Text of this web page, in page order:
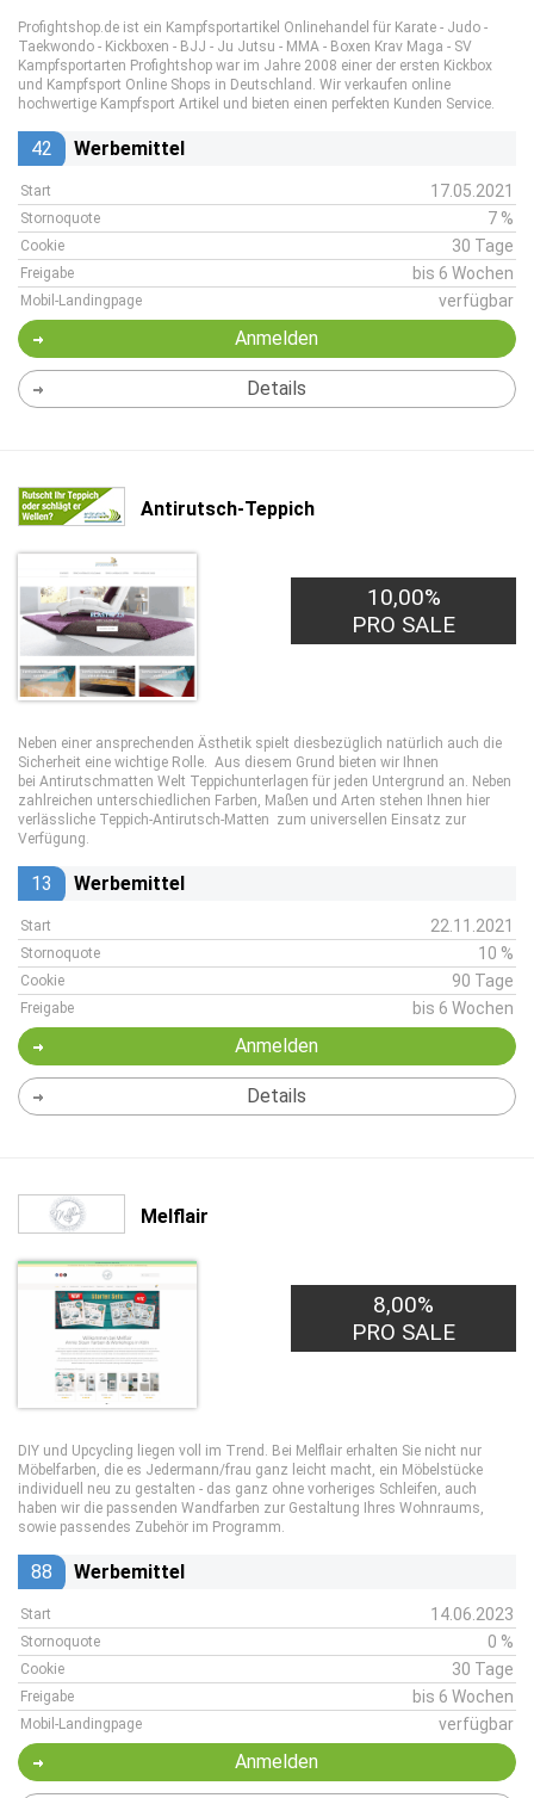
Profightshop.de ist ein Kampfsportartikel Onlinehandel für Karate - Judo -
Taekwondo - Kickboxen - BJJ - Ju Jutsu - MMA - Boxen Krav Maga - SV
Kampfsportarten Profightshop war im Jahre 2008 einer der ersten Kickbox
und Kampfsport Online Shops in Deutschland. Wir verkaufen online
hochwertige Kampfsport Artikel und bieten einen perfekten Kunden Service.
42 Werbemittel
Start 17.05.2021
Stornoquote 7 %
Cookie 30 Tage
Freigabe bis 6 Wochen
Mobil-Landingpage verfügbar
Anmelden
Details
Antirutsch-Teppich
10,00%
PRO SALE
Neben einer ansprechenden Ästhetik spielt diesbezüglich natürlich auch die
Sicherheit eine wichtige Rolle. Aus diesem Grund bieten wir Ihnen
bei Antirutschmatten Welt Teppichunterlagen für jeden Untergrund an. Neben
zahlreichen unterschiedlichen Farben, Maßen und Arten stehen Ihnen hier
verlässliche Teppich-Antirutsch-Matten zum universellen Einsatz zur
Verfügung.
13 Werbemittel
Start 22.11.2021
Stornoquote 10 %
Cookie 90 Tage
Freigabe bis 6 Wochen
Anmelden
Details
Melflair
8,00%
PRO SALE
DIY und Upcycling liegen voll im Trend. Bei Melflair erhalten Sie nicht nur
Möbelfarben, die es Jedermann/frau ganz leicht macht, ein Möbelstücke
individuell neu zu gestalten - das ganz ohne vorheriges Schleifen, auch
haben wir die passenden Wandfarben zur Gestaltung Ihres Wohnraums,
sowie passendes Zubehör im Programm.
88 Werbemittel
Start 14.06.2023
Stornoquote 0 %
Cookie 30 Tage
Freigabe bis 6 Wochen
Mobil-Landingpage verfügbar
Anmelden